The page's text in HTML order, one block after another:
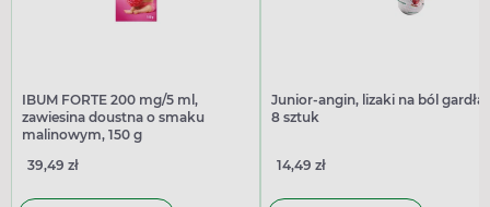
IBUM FORTE 200 mg/5 ml,
zawiesina doustna o smaku
malinowym, 150 g
39,49 zł
Junior-angin, lizaki na ból gardła,
8 sztuk
14,49 zł